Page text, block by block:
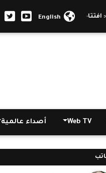
English
Web TV أصداء عالمية